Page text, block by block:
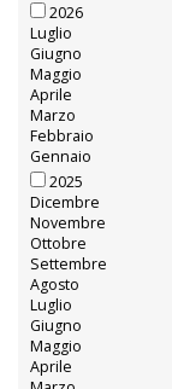
2026
Luglio
Giugno
Maggio
Aprile
Marzo
Febbraio
Gennaio
2025
Dicembre
Novembre
Ottobre
Settembre
Agosto
Luglio
Giugno
Maggio
Aprile